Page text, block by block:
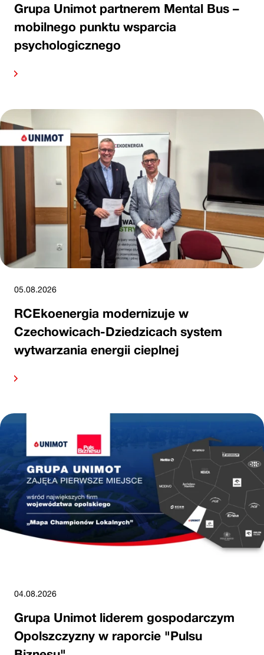
Grupa Unimot partnerem Mental Bus –
mobilnego punktu wsparcia
psychologicznego
05.08.2026
RCEkoenergia modernizuje w
Czechowicach-Dziedzicach system
wytwarzania energii cieplnej
04.08.2026
Grupa Unimot liderem gospodarczym
Opolszczyzny w raporcie "Pulsu